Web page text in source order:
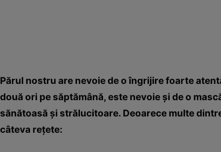
Părul nostru are nevoie de o îngrijire foarte
două ori pe săptămână, este nevoie şi de o
sănătoasă şi strălucitoare. Deoarece multe
câteva reţete: